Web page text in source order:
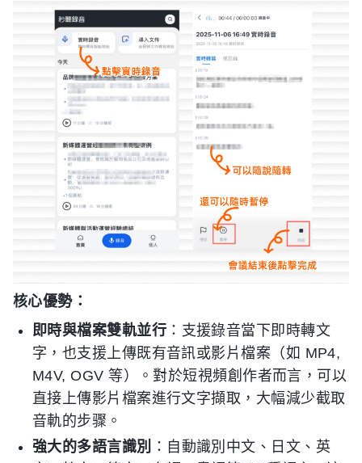
核心優勢：
即時與檔案雙軌並行 ：支援錄音當下即時轉文
字，也支援上傳既有音訊或影片檔案（如 MP4,
M4V, OGV 等）。對於短視頻創作者而言，可以
直接上傳影片檔案進行文字擷取，大幅減少截取
音軌的步骤。
強大的多語言識別
：自動識別中文、日文、英